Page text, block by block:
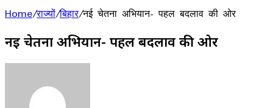
Home/राज्यों/बिहार/नई चेतना अभियान- पहल बदलाव की ओर
नई चेतना अभियान- पहल बदलाव की ओर